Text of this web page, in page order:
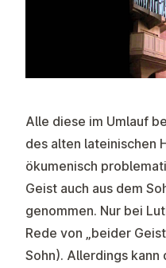
Alle diese im Umlauf
des alten lateinischen
ökumenisch
Geist auch aus dem
genommen. Nur bei
Rede von „beider
Sohn). Allerdings kann